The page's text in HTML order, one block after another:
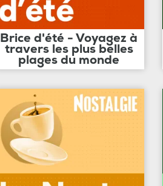
Brice d'été - Voyagez à
travers les plus belles
plages du monde